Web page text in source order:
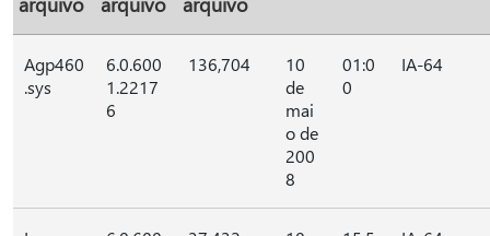
Agp460
.sys
6.0.600
1.2217
6
136,704
10
de
mai
o de
200
8
01:0
0
IA-64